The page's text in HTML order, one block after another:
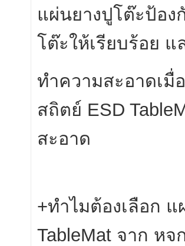
แผ่นยางปูโต๊ะป้อง
โต๊ะให้เรียบร้อย
ทำความสะอาดเมื่
สถิตย์ ESD
สะอาด
+ทำไมต้องเลือก
TableMat จาก ห